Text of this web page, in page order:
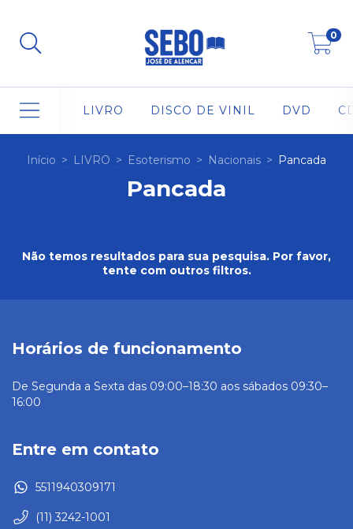
0
LIVRO DISCO DE VINIL DVD
Início > LIVRO > Esoterismo > Nacionais > Pancada
Pancada
Não temos resultados para sua pesquisa. Por favor,
tente com outros filtros.
Horários de funcionamento
De Segunda a Sexta das 09:00–18:30 aos sábados 09:30–
16:00
Entre em contato
5511940309171
(11) 3242-1001